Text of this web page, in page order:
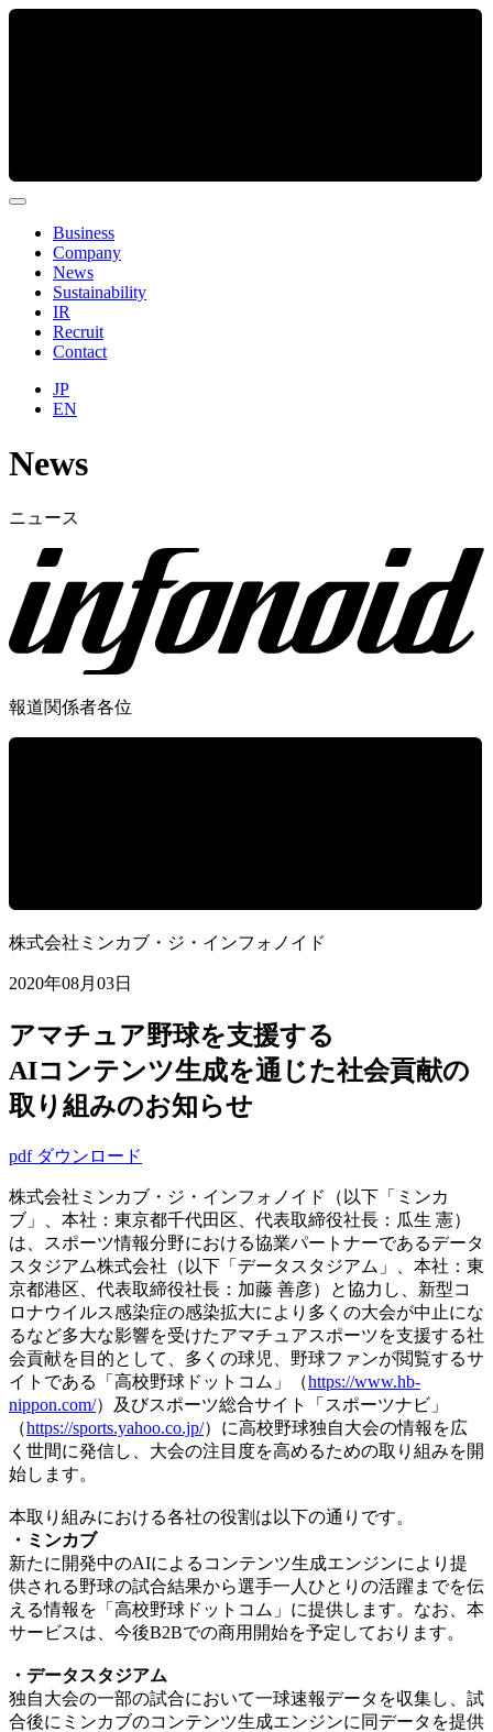
Business
Company
News
Sustainability
IR
Recruit
Contact
JP
EN
News
ニュース
報道関係者各位
株式会社ミンカブ・ジ・インフォノイド
2020年08月03日
アマチュア野球を支援する
AIコンテンツ生成を通じた社会貢献の
取り組みのお知らせ
pdf ダウンロード
株式会社ミンカブ・ジ・インフォノイド（以下「ミンカ
ブ」、本社：東京都千代田区、代表取締役社長：瓜生 憲）
は、スポーツ情報分野における協業パートナーであるデータ
スタジアム株式会社（以下「データスタジアム」、本社：東
京都港区、代表取締役社長：加藤 善彦）と協力し、新型コ
ロナウイルス感染症の感染拡大により多くの大会が中止にな
るなど多大な影響を受けたアマチュアスポーツを支援する社
会貢献を目的として、多くの球児、野球ファンが閲覧するサ
イトである「高校野球ドットコム」（https://www.hb-
nippon.com/）及びスポーツ総合サイト「スポーツナビ」
（https://sports.yahoo.co.jp/）に高校野球独自大会の情報を広
く世間に発信し、大会の注目度を高めるための取り組みを開
始します。
本取り組みにおける各社の役割は以下の通りです。
・ミンカブ
新たに開発中のAIによるコンテンツ生成エンジンにより提
供される野球の試合結果から選手一人ひとりの活躍までを伝
える情報を「高校野球ドットコム」に提供します。なお、本
サービスは、今後B2Bでの商用開始を予定しております。
・データスタジアム
独自大会の一部の試合において一球速報データを収集し、試
合後にミンカブのコンテンツ生成エンジンに同データを提供